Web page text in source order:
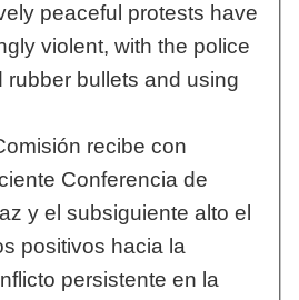
peaceful protests have
violent, with the police
rubber bullets and using
recibe con
Conferencia de
y el subsiguiente alto el
positivos hacia la
persistente en la